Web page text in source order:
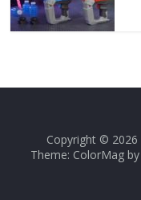
Copyright © 2026
Theme: ColorMag by